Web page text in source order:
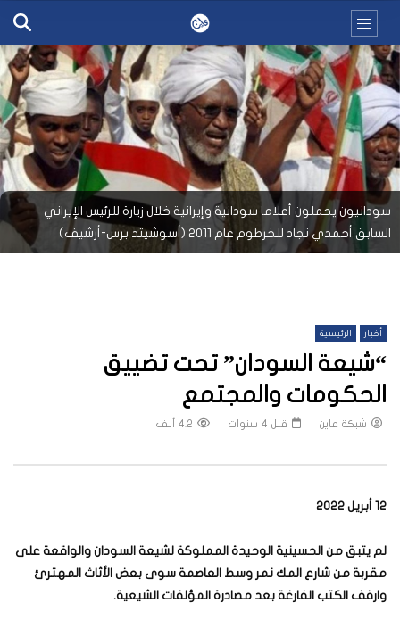
سودانيون يحملون أعلاما سودانية وإيرانية خلال زيارة للرئيس الإيراني
السابق أحمدي نجاد للخرطوم عام 2011 (أسوشيتد برس-أرشيف)
أخبار الرئيسية
“شيعة السودان” تحت تضييق
الحكومات والمجتمع
شبكة عاين قبل 4 سنوات 4.2 ألف
12 أبريل 2022
لم يتبق من الحسينية الوحيدة المملوكة لشيعة السودان والواقعة على
مقربة من شارع المك نمر وسط العاصمة سوى بعض الأثاث المهترئ
وارفف الكتب الفارغة بعد مصادرة المؤلفات الشيعية.